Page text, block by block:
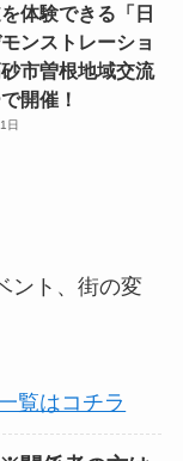
体験できる「日
ンストレーショ
市曽根地域交流
開催！
日
ント、街の変
覧はコチラ